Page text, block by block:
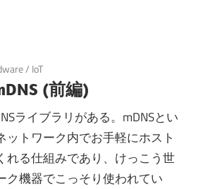
/ IoT
(前編)
ライブラリがある。mDNSとい
ットワーク内でお手軽にホスト
れる仕組みであり、けっこう世
ク機器でこっそり使われてい